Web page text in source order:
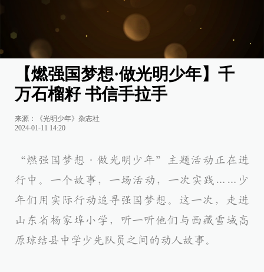
【燃强国梦想·做光明少年】千
万石榴籽 书信手拉手
来源：《光明少年》杂志社
2024-01-11 14:20
“燃强国梦想·做光明少年”主题活动正在进
行中。一个故事，一场活动，一次实践……少
年们用实际行动追寻强国梦想。这一次，走进
山东省杨家埠小学，听一听他们与西藏雪域高
原琼结县中学少先队员之间的动人故事。